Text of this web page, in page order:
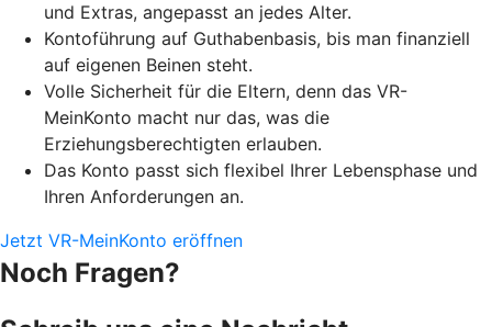
und Extras, angepasst an jedes Alter.
Kontoführung auf Guthabenbasis, bis man finanziell
auf eigenen Beinen steht.
Volle Sicherheit für die Eltern, denn das VR-
MeinKonto macht nur das, was die
Erziehungsberechtigten erlauben.
Das Konto passt sich flexibel Ihrer Lebensphase und
Ihren Anforderungen an.
Jetzt VR-MeinKonto eröffnen
Noch Fragen?